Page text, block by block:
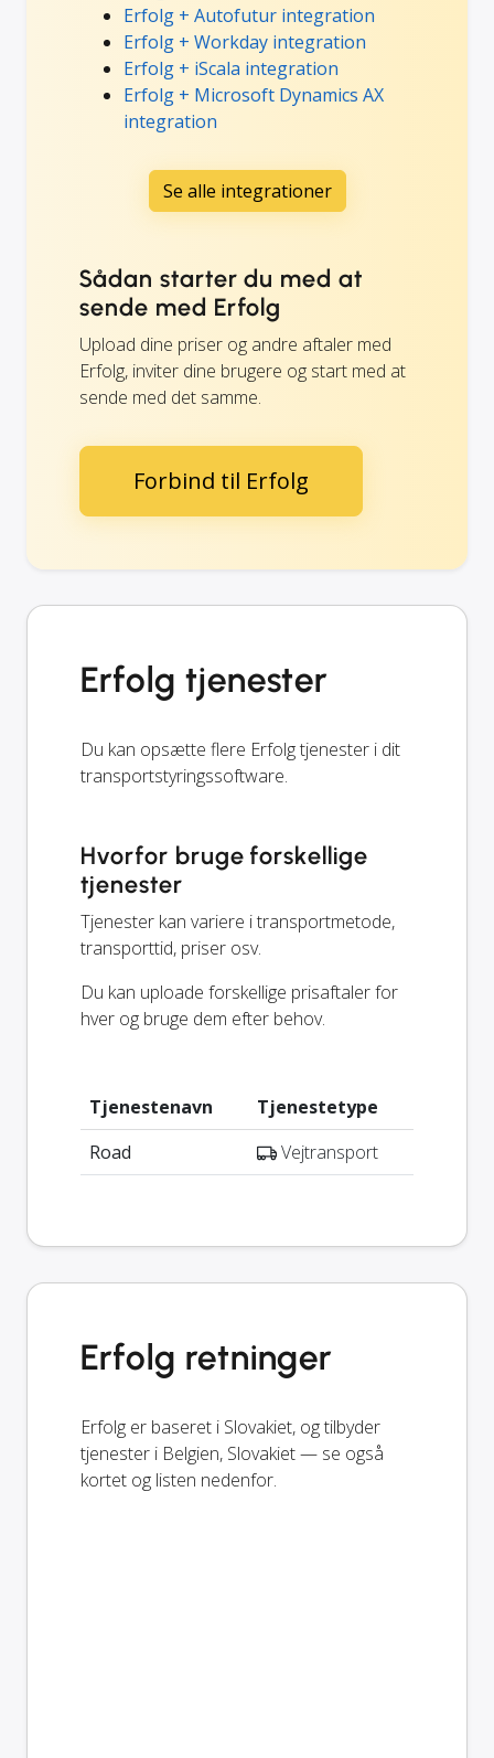
Erfolg + Autofutur integration
Erfolg + Workday integration
Erfolg + iScala integration
Erfolg + Microsoft Dynamics AX
integration
Se alle integrationer
Sådan starter du med at
sende med Erfolg
Upload dine priser og andre aftaler med
Erfolg, inviter dine brugere og start med at
sende med det samme.
Forbind til Erfolg
Erfolg tjenester
Du kan opsætte flere Erfolg tjenester i dit
transportstyringssoftware.
Hvorfor bruge forskellige
tjenester
Tjenester kan variere i transportmetode,
transporttid, priser osv.
Du kan uploade forskellige prisaftaler for
hver og bruge dem efter behov.
Tjenestenavn
Tjenestetype
Road
Vejtransport
Erfolg retninger
Erfolg er baseret i Slovakiet, og tilbyder
tjenester i Belgien, Slovakiet — se også
kortet og listen nedenfor.